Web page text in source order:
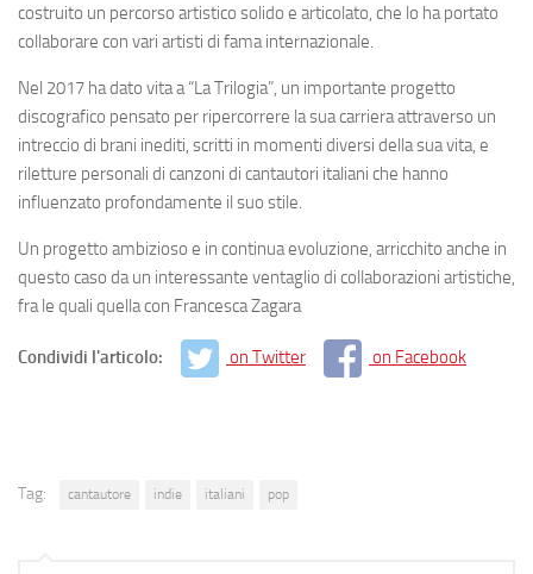
costruito un percorso artistico solido e articolato, che lo ha portato
collaborare con vari artisti di fama internazionale.
Nel 2017 ha dato vita a “La Trilogia”, un importante progetto
discografico pensato per ripercorrere la sua carriera attraverso un
intreccio di brani inediti, scritti in momenti diversi della sua vita, e
riletture personali di canzoni di cantautori italiani che hanno
influenzato profondamente il suo stile.
Un progetto ambizioso e in continua evoluzione, arricchito anche in
questo caso da un interessante ventaglio di collaborazioni artistiche,
fra le quali quella con Francesca Zagara
Condividi l'articolo: on Twitter on Facebook
Tag: cantautore indie italiani pop